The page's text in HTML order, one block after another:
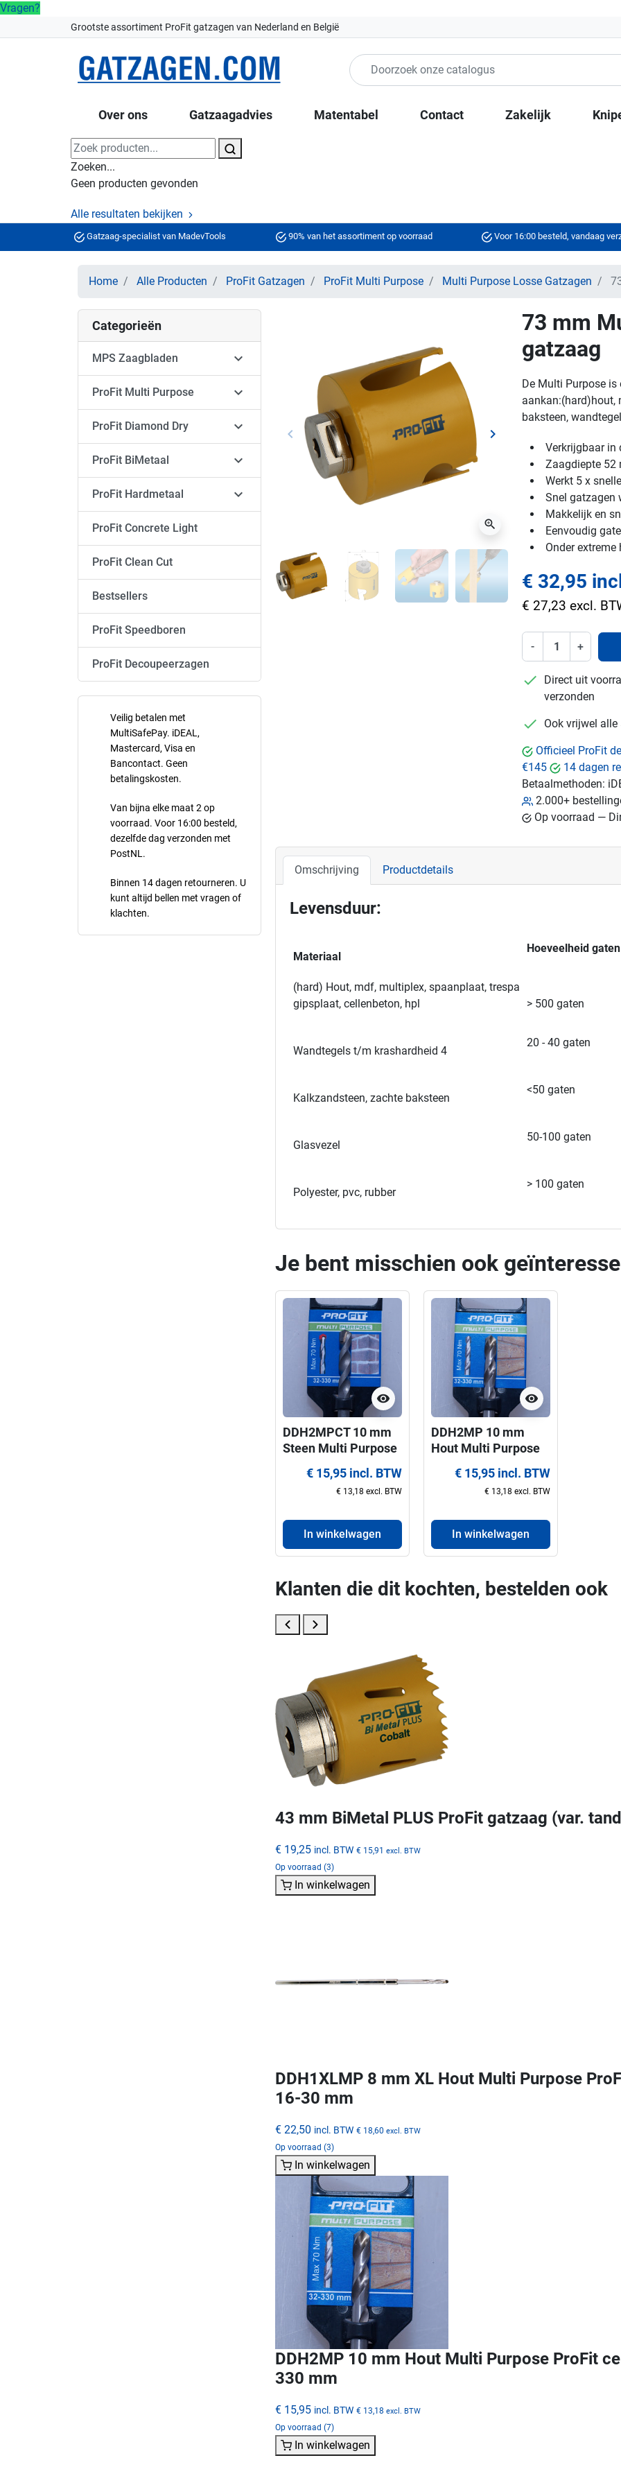
Vragen?
Grootste assortiment ProFit gatzagen van Nederland en België
Over ons Gatzaagadvies Matentabel Contact Zakelijk
Zoeken...
Geen producten gevonden
Alle resultaten bekijken
Gatzaag-specialist van MadevTools 90% van het assortiment op voorraad Voor 16:00 besteld, vandaag
Home Alle Producten ProFit Gatzagen ProFit Multi Purpose Multi Purpose Losse Gatzagen
Categorieën
MPS Zaagbladen 
ProFit Multi Purpose 
ProFit Diamond Dry 
ProFit BiMetaal 
ProFit Hardmetaal 
ProFit Concrete Light
ProFit Clean Cut
Bestsellers
ProFit Speedboren
ProFit Decoupeerzagen
Veilig betalen met
MultiSafePay. iDEAL,
Mastercard, Visa en
Bancontact. Geen
betalingskosten.
Van bijna elke maat 2 op
voorraad. Voor 16:00 besteld,
dezelfde dag verzonden met
PostNL.
Binnen 14 dagen retourneren. U
kunt altijd bellen met vragen of
klachten.
Vorige
keyboard_arrow_left Volgende
keyboard_arrow_right
zoom_in
73 mm
gatzaag
De Multi Purpose
aankan:(hard)hout,
baksteen,
Verkrijgbaar in
Zaagdiepte 52
Werkt 5 x
Snel gatzagen
Makkelijk en
Eenvoudig
Onder extreme
€ 32,95
€ 27,23 excl.
- +
checkmark
Direct uit
verzonden
checkmark
Ook vrijwel
Officieel ProFit
€145
14 dagen
Betaalmethoden:
2.000+
Op voorraad —
Omschrijving Productdetails
Levensduur:
Materiaal
Hoeveelheid gaten
(hard) Hout, mdf, multiplex, spaanplaat, trespa
gipsplaat, cellenbeton, hpl
> 500 gaten
Wandtegels t/m krashardheid 4
20 - 40 gaten
Kalkzandsteen, zachte baksteen
<50 gaten
Glasvezel
50-100 gaten
Polyester, pvc, rubber
> 100 gaten
Je bent misschien ook
visibility
DDH2MPCT 10 mm
Steen Multi Purpose
voor gatzagen 32-
€ 15,95 incl. BTW
€ 13,18 excl. BTW
In winkelwagen
visibility
DDH2MP 10 mm
Hout Multi Purpose
voor gatzagen 32-
€ 15,95 incl. BTW
€ 13,18 excl. BTW
In winkelwagen
Klanten die dit kochten, bestelden ook
43 mm BiMetal PLUS ProFit gatzaag (var.
€ 19,25 incl. BTW € 15,91 excl. BTW
Op voorraad (3)
In winkelwagen
DDH1XLMP 8 mm XL Hout Multi Purpose
16-30 mm
€ 22,50 incl. BTW € 18,60 excl. BTW
Op voorraad (3)
In winkelwagen
DDH2MP 10 mm Hout Multi Purpose ProFit
330 mm
€ 15,95 incl. BTW € 13,18 excl. BTW
Op voorraad (7)
In winkelwagen